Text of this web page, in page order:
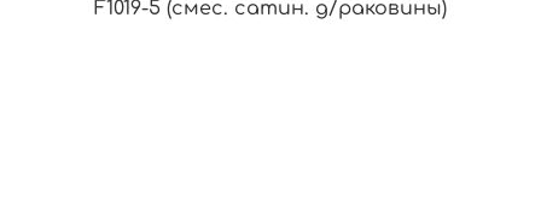
F1019-5 (смес. сатин. д/раковины)